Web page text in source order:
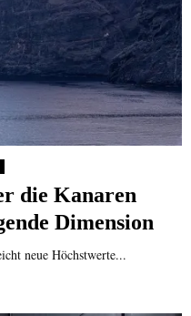
die Kanaren
Dimension
neue Höchstwerte...